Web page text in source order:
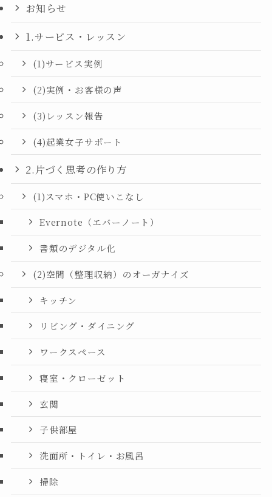
お知らせ
1.サービス・レッスン
(1)サービス実例
(2)実例・お客様の声
(3)レッスン報告
(4)起業女子サポート
2.片づく思考の作り方
(1)スマホ・PC使いこなし
Evernote（エバーノート）
書類のデジタル化
(2)空間（整理収納）のオーガナイズ
キッチン
リビング・ダイニング
ワークスペース
寝室・クローゼット
玄関
子供部屋
洗面所・トイレ・お風呂
掃除